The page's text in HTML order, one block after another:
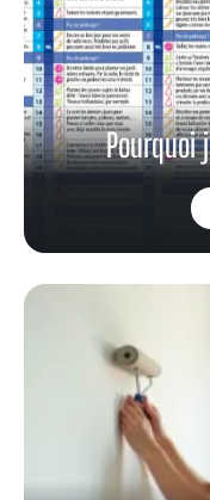
Pourquoi